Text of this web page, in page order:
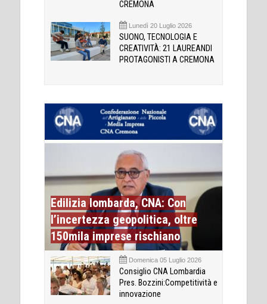
CREMONA
Lunedì 20 Luglio 2026
SUONO, TECNOLOGIA E
CREATIVITÀ: 21 LAUREANDI
PROTAGONISTI A CREMONA
Edilizia lombarda, CNA: Con
l’incertezza geopolitica, oltre
150mila imprese rischiano
Domenica 05 Luglio 2026
Consiglio CNA Lombardia
Pres. Bozzini:Competitività e
innovazione